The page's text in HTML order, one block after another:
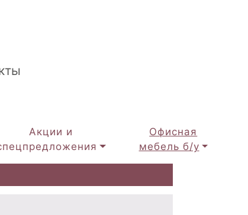
Акции и
Офисная
мебель б/у